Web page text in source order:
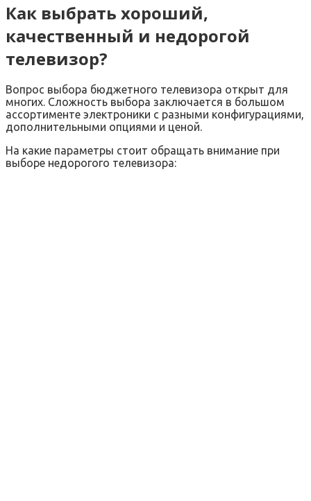
Как выбрать хороший,
качественный и недорогой
телевизор?
Вопрос выбора бюджетного телевизора открыт для
многих. Сложность выбора заключается в большом
ассортименте электроники с разными конфигурациями,
дополнительными опциями и ценой.
На какие параметры стоит обращать внимание при
выборе недорогого телевизора: